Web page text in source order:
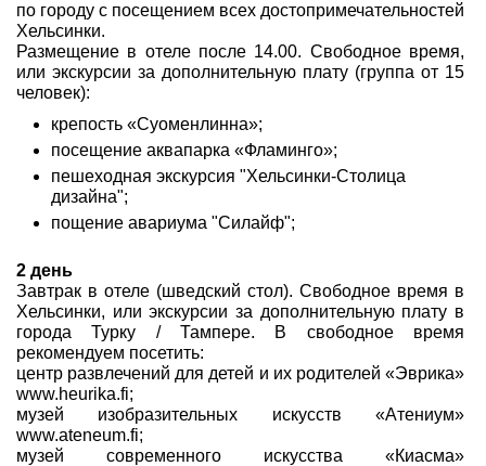
Услуги
О компании
Отзывы
по городу с посещением всех достопримечательностей
Хельсинки.
Размещение в отеле после 14.00. Свободное время,
или экскурсии за дополнительную плату (группа от 15
человек):
крепость «Суоменлинна»;
посещение аквапарка «Фламинго»;
пешеходная экскурсия "Хельсинки-Столица
дизайна";
пощение авариума "Силайф";
2 день
Завтрак в отеле (шведский стол). Свободное время в
Хельсинки, или экскурсии за дополнительную плату в
города Турку / Тампере. В свободное время
рекомендуем посетить:
центр развлечений для детей и их родителей «Эврика»
www.heurika.fi;
музей изобразительных искусств «Атениум»
www.ateneum.fi;
музей современного искусства «Киасма»